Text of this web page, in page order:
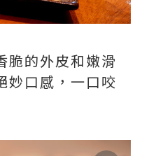
脆的外皮和嫩滑
妙口感，一口咬